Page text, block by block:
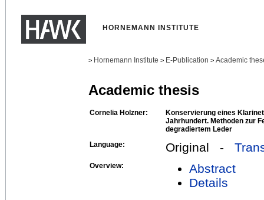
HORNEMANN INSTITUTE
> Hornemann Institute > E-Publication > Academic
Academic thesis
Cornelia Holzner:
Konservierung eines
Jahrhundert. Methoden zur
degradiertem Leder
Language:
Original -
Overview:
Abstract
Details